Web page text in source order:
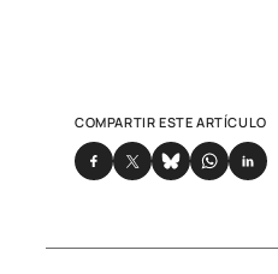
COMPARTIR ESTE ARTÍCULO